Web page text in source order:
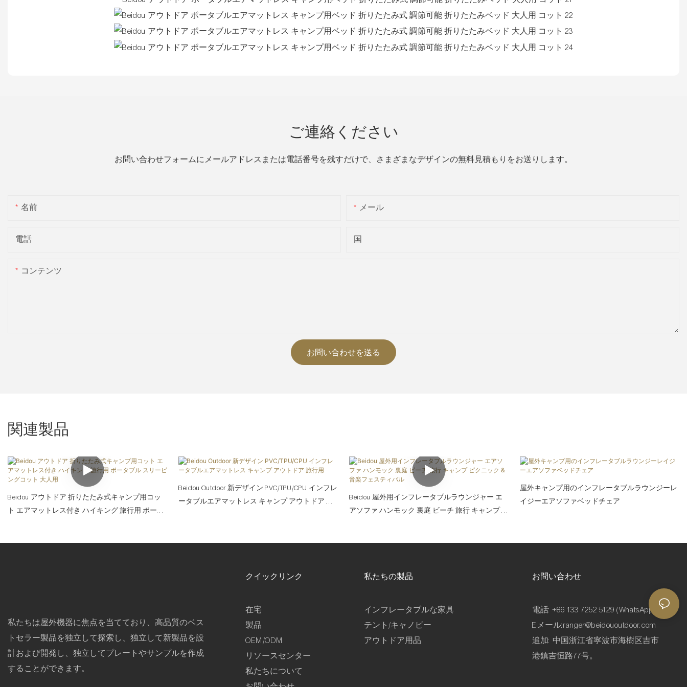
ご連絡ください
お問い合わせフォームにメールアドレスまたは電話番号を残すだけで、さまざまなデザインの無料見積もりをお送りします。
名前 メール
電話 国
コンテンツ
お問い合わせを送る
関連製品
Beidou アウトドア 折りたたみ式キャンプ用コッ
ト エアマットレス付き ハイキング 旅行用 ポータ
Beidou Outdoor 新デザイン PVC/TPU/CPU インフレ
ータブルエアマットレス キャンプ アウトドア 旅
Beidou 屋外用インフレータブルラウンジャー エ
アソファ ハンモック 裏庭 ビーチ 旅行 キャンプ ピ
屋外キャンプ用のインフレータブルラウンジーレ
イジーエアソファベッドチェア
私たちは屋外機器に焦点を当てており、高品質のベス
トセラー製品を独立して探索し、独立して新製品を設
計および開発し、独立してプレートやサンプルを作成
することができます。
クイックリンク
在宅
製品
OEM/ODM
リソースセンター
私たちについて
私たちの製品
インフレータブルな家具
テント/キャノピー
アウトドア用品
お問い合わせ
電話: +86 133 7252 5129 (WhatsApp)
Eメール:ranger@beidououtdoor.com
追加: 中国浙江省寧波市海樹区吉市
港鎮吉恒路77号。